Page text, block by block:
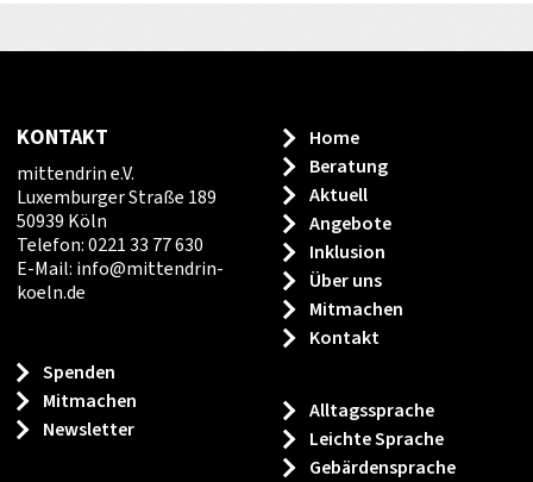
KONTAKT
mittendrin e.V.
Luxemburger Straße 189
50939 Köln
Telefon: 0221 33 77 630
E-Mail: info@mittendrin-
koeln.de
Spenden
Mitmachen
Newsletter
Home
Beratung
Aktuell
Angebote
Inklusion
Über uns
Mitmachen
Kontakt
Alltagssprache
Leichte Sprache
Gebärdensprache